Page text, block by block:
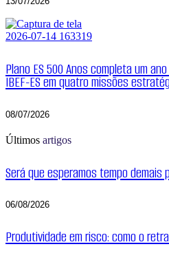
Plano ES 500 Anos completa um
IBEF-ES em quatro missões
08/07/2026
Últimos artigos
Será que esperamos tempo demais
06/08/2026
Produtividade em risco: como o